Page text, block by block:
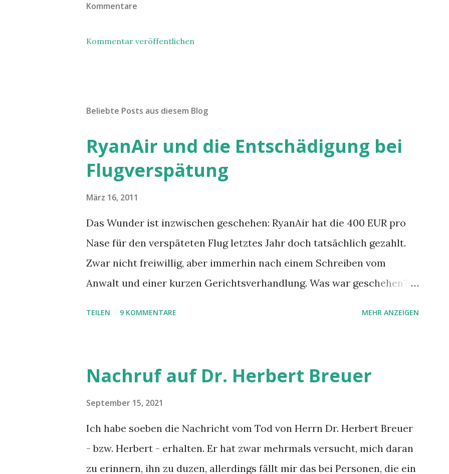
Kommentare
Kommentar veröffentlichen
Beliebte Posts aus diesem Blog
RyanAir und die Entschädigung bei
Flugverspätung
März 16, 2011
Das Wunder ist inzwischen geschehen: RyanAir hat die 400 EUR pro
Nase für den verspäteten Flug letztes Jahr doch tatsächlich gezahlt.
Zwar nicht freiwillig, aber immerhin nach einem Schreiben vom
Anwalt und einer kurzen Gerichtsverhandlung. Was war geschehen?
EUR/Nase!! am Flughafen also fast etwas zu Essen ODER etwas zu
Trinken!) verteilt, ansonsten blieben aber die Informationen über
Gründe für die Verspätung oder deren Länge spärlich. Nachdem dann
die Ersatzmaschine aus Heathrow und eine Standby-Crew dafür
beschafft worden war, sind wir dann doch noch nach Hause
TEILEN 9 KOMMENTARE MEHR ANZEIGEN
Nachruf auf Dr. Herbert Breuer
September 15, 2021
Ich habe soeben die Nachricht vom Tod von Herrn Dr. Herbert Breuer
- bzw. Herbert - erhalten. Er hat zwar mehrmals versucht, mich daran
zu erinnern, ihn zu duzen, allerdings fällt mir das bei Personen, die ein